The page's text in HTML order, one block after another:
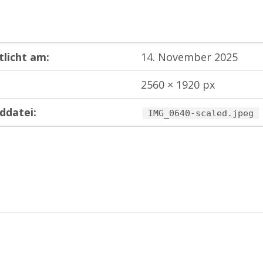
am:
14. November 2025
2560 × 1920 px
IMG_0640-scaled.jpeg